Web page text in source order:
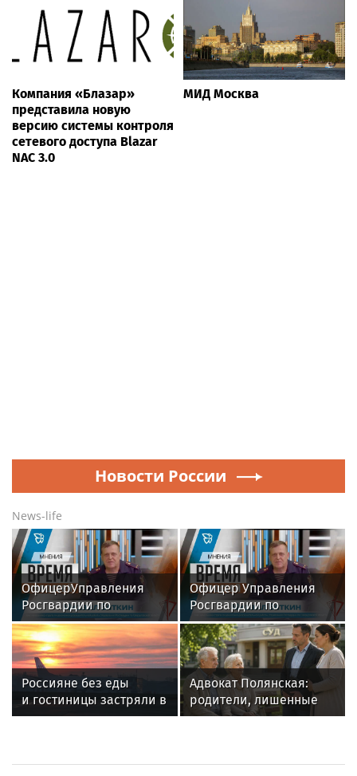
Компания «Блазар»
представила новую
версию системы контроля
сетевого доступа Blazar
NAC 3.0
МИД Москва
Новости России
News-life
ОфицерУправления
Росгвардии по
Свердловскойобласти
стал гостем передачи в
эфиретелекомпании
«Телекон»
Офицер Управления
Росгвардии по
Свердловской области
стал гостем передачи в
эфире телекомпании
«Телекон»
Россияне без еды
и гостиницы застряли в
аэропорту Египта после
Адвокат Полянская:
родители, лишенные
прав, не могут